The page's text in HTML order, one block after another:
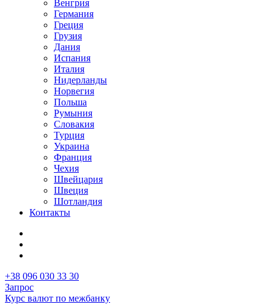
Венгрия
Германия
Греция
Грузия
Дания
Испания
Италия
Нидерланды
Норвегия
Польша
Румыния
Словакия
Турция
Украина
Франция
Чехия
Швейцария
Швеция
Шотландия
Контакты
+38 096 030 33 30
Запрос
Курс валют по межбанку